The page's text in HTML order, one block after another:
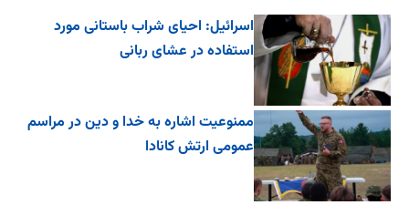
اسرائیل: احیای شراب باستانی مورد
استفاده در عشای ربانی
ممنوعیت اشاره به خدا و دین در مراسم
عمومی ارتش کانادا